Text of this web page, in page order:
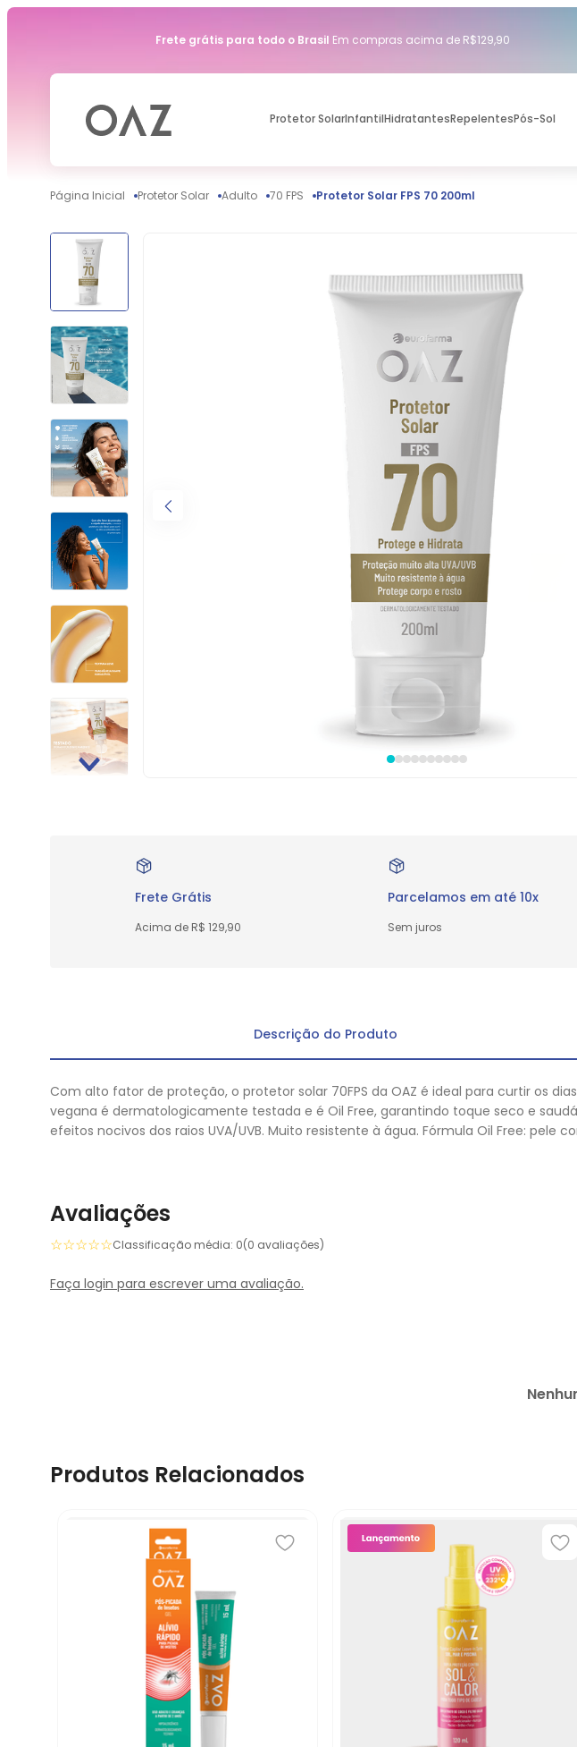
Frete grátis para todo o Brasil Em compras acima de R$129,90
Protetor SolarInfantilHidratantesRepelentesPós-Sol
Protetor Solar Adulto 70 FPS Protetor Solar FPS 70 200ml
Frete Grátis
Acima de R$ 129,90
Parcelamos em até 10x
Sem juros
Descrição do Produto
Com alto fator de proteção, o protetor solar 70FPS da OAZ é ideal para curtir os
vegana é dermatologicamente testada e é Oil Free, garantindo toque seco e
efeitos nocivos dos raios UVA/UVB. Muito resistente à água. Fórmula Oil Free: pele
Avaliações
☆☆☆☆☆Classificação média: 0(0 avaliações)
Faça login para escrever uma avaliação.
Produtos Relacionados